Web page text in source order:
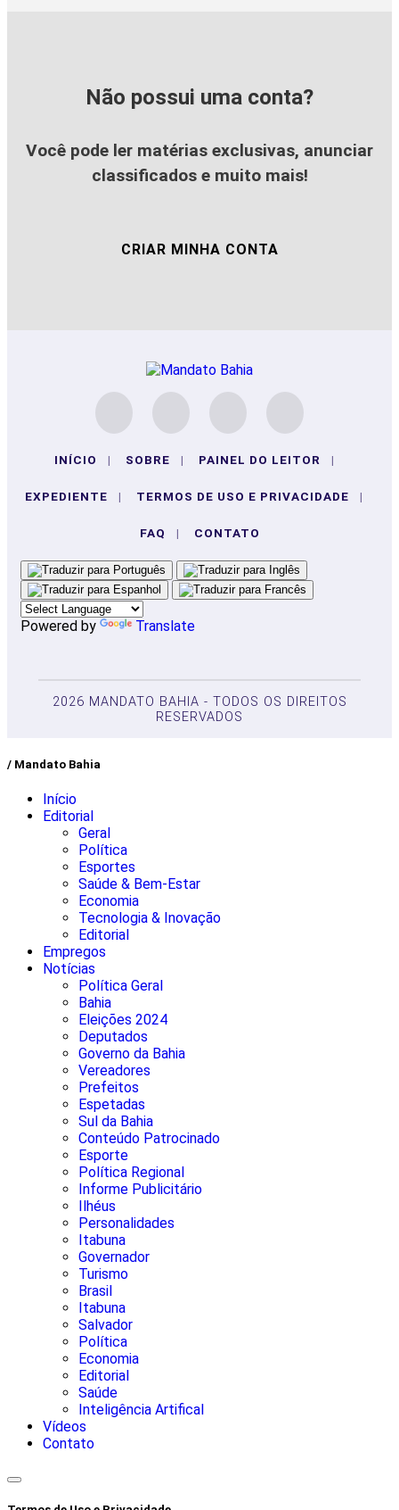
Não possui uma conta?
Você pode ler matérias exclusivas, anunciar
classificados e muito mais!
CRIAR MINHA CONTA
INÍCIO | SOBRE | PAINEL DO LEITOR |
EXPEDIENTE | TERMOS DE USO E PRIVACIDADE |
FAQ | CONTATO
Powered by Translate
2026 MANDATO BAHIA - TODOS OS DIREITOS
RESERVADOS
/ Mandato Bahia
Início
Editorial
Geral
Política
Esportes
Saúde & Bem-Estar
Economia
Tecnologia & Inovação
Editorial
Empregos
Notícias
Política Geral
Bahia
Eleições 2024
Deputados
Governo da Bahia
Vereadores
Prefeitos
Espetadas
Sul da Bahia
Conteúdo Patrocinado
Esporte
Política Regional
Informe Publicitário
Ilhéus
Personalidades
Itabuna
Governador
Turismo
Brasil
Itabuna
Salvador
Política
Economia
Editorial
Saúde
Inteligência Artifical
Vídeos
Contato